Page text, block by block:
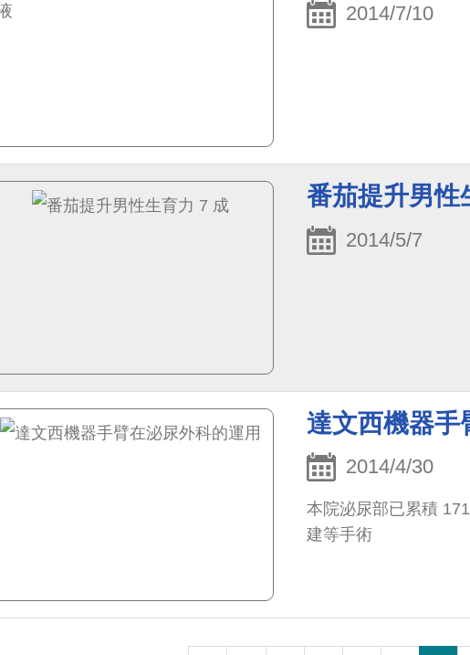
2014/7/10
番茄提升男性
2014/5/7
達文西機器手
2014/4/30
本院泌尿部已累積
建等手術